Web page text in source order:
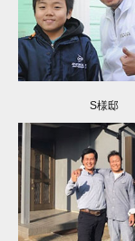
S様邸